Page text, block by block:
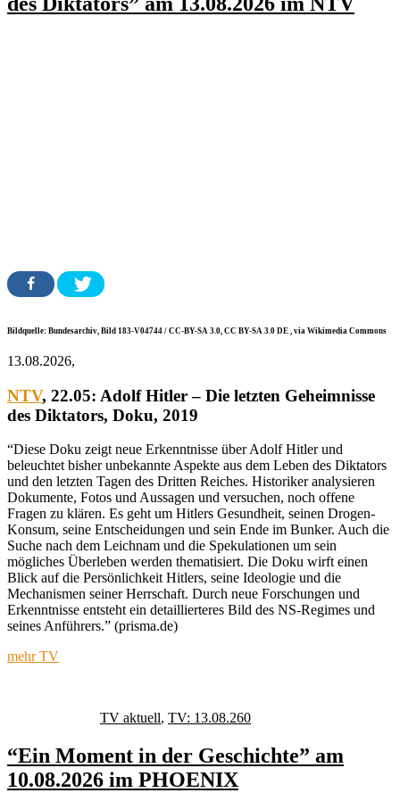
Bildquelle: Bundesarchiv, Bild 183-V04744 / CC-BY-SA 3.0, CC BY-SA 3.0 DE , via Wikimedia Commons
13.08.2026,
NTV, 22.05: Adolf Hitler – Die letzten Geheimnisse
des Diktators, Doku, 2019
“Diese Doku zeigt neue Erkenntnisse über Adolf Hitler und
beleuchtet bisher unbekannte Aspekte aus dem Leben des Diktators
und den letzten Tagen des Dritten Reiches. Historiker analysieren
Dokumente, Fotos und Aussagen und versuchen, noch offene
Fragen zu klären. Es geht um Hitlers Gesundheit, seinen Drogen-
Konsum, seine Entscheidungen und sein Ende im Bunker. Auch die
Suche nach dem Leichnam und die Spekulationen um sein
mögliches Überleben werden thematisiert. Die Doku wirft einen
Blick auf die Persönlichkeit Hitlers, seine Ideologie und die
Mechanismen seiner Herrschaft. Durch neue Forschungen und
Erkenntnisse entsteht ein detaillierteres Bild des NS-Regimes und
seines Anführers.” (prisma.de)
mehr TV
TV aktuell, TV: 13.08.260
“Ein Moment in der Geschichte” am
10.08.2026 im PHOENIX